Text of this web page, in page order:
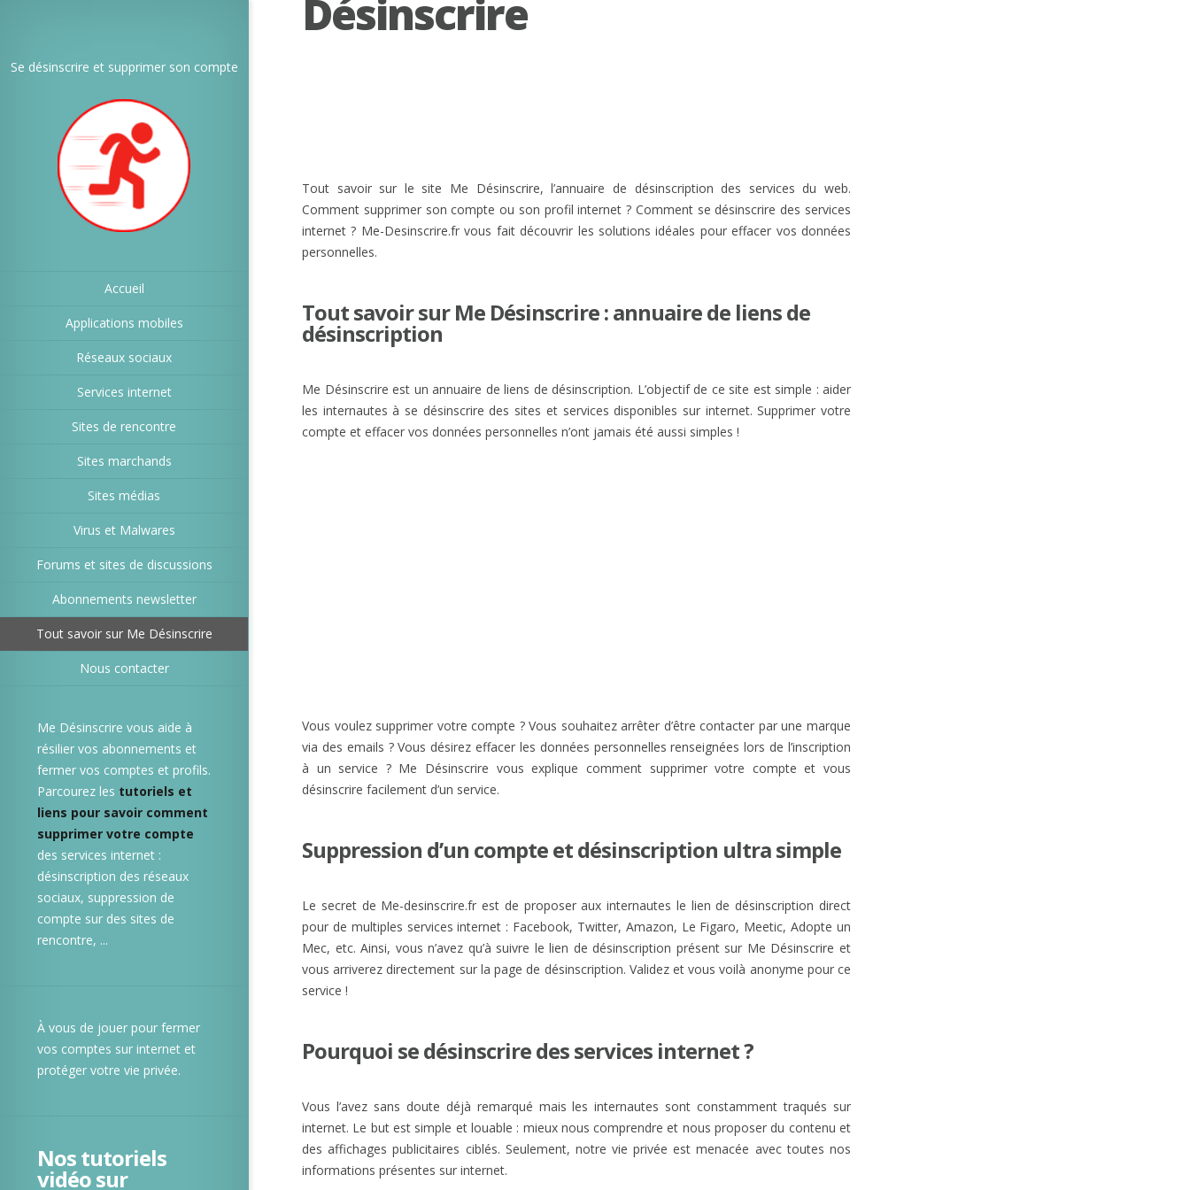
Se désinscrire et supprimer son compte
Accueil
Applications mobiles
Réseaux sociaux
Services internet
Sites de rencontre
Sites marchands
Sites médias
Virus et Malwares
Forums et sites de discussions
Abonnements newsletter
Tout savoir sur Me Désinscrire
Nous contacter
Me Désinscrire vous aide à
résilier vos abonnements et
fermer vos comptes et profils.
Parcourez les tutoriels et
liens pour savoir comment
supprimer votre compte
des services internet :
désinscription des réseaux
sociaux, suppression de
compte sur des sites de
rencontre, ...
À vous de jouer pour fermer
vos comptes sur internet et
protéger votre vie privée.
Nos tutoriels
vidéo sur
Désinscrire
Tout savoir sur le site Me Désinscrire, l’annuaire de désinscription des services du web.
Comment supprimer son compte ou son profil internet ? Comment se désinscrire des services
internet ? Me-Desinscrire.fr vous fait découvrir les solutions idéales pour effacer vos données
personnelles.
Tout savoir sur Me Désinscrire : annuaire de liens de
désinscription
Me Désinscrire est un annuaire de liens de désinscription. L’objectif de ce site est simple : aider
les internautes à se désinscrire des sites et services disponibles sur internet. Supprimer votre
compte et effacer vos données personnelles n’ont jamais été aussi simples !
Vous voulez supprimer votre compte ? Vous souhaitez arrêter d’être contacter par une marque
via des emails ? Vous désirez effacer les données personnelles renseignées lors de l’inscription
à un service ? Me Désinscrire vous explique comment supprimer votre compte et vous
désinscrire facilement d’un service.
Suppression d’un compte et désinscription ultra simple
Le secret de Me-desinscrire.fr est de proposer aux internautes le lien de désinscription direct
pour de multiples services internet : Facebook, Twitter, Amazon, Le Figaro, Meetic, Adopte un
Mec, etc. Ainsi, vous n’avez qu’à suivre le lien de désinscription présent sur Me Désinscrire et
vous arriverez directement sur la page de désinscription. Validez et vous voilà anonyme pour ce
service !
Pourquoi se désinscrire des services internet ?
Vous l’avez sans doute déjà remarqué mais les internautes sont constamment traqués sur
internet. Le but est simple et louable : mieux nous comprendre et nous proposer du contenu et
des affichages publicitaires ciblés. Seulement, notre vie privée est menacée avec toutes nos
informations présentes sur internet.